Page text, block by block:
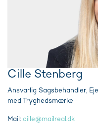
Cille Stenberg
Ansvarlig Sagsbehandler,
med Tryghedsmærke
Mail: cille@mailreal.dk